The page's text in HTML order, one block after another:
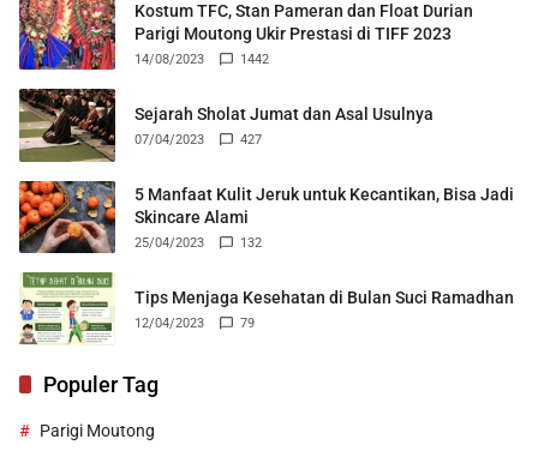
Kostum TFC, Stan Pameran dan Float Durian
Parigi Moutong Ukir Prestasi di TIFF 2023
14/08/2023 1442
Sejarah Sholat Jumat dan Asal Usulnya
07/04/2023 427
5 Manfaat Kulit Jeruk untuk Kecantikan, Bisa Jadi
Skincare Alami
25/04/2023 132
Tips Menjaga Kesehatan di Bulan Suci Ramadhan
12/04/2023 79
Populer Tag
Parigi Moutong